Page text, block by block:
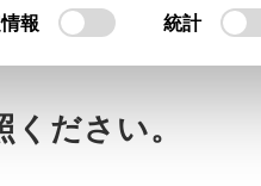
報 統計
ださい。